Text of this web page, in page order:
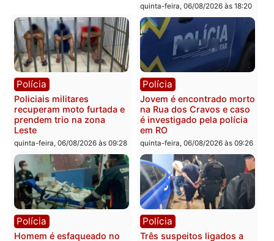
com mais de 72 quilos de
mercúrio escondidos em
estepe em Porto Velho
sexta-feira, 07/08/2026 às 09:38
Polícia Civil deflagra
operação contra facção
criminosa que atacava
provedores de internet
Rondônia
sexta-feira, 07/08/2026 às
Polícia
Homem é encontrado
morto em residência no
bairro Colina Park em RO
sexta-feira, 07/08/2026 às 09:30
Polícia
Polícia Militar apreende
explosivos e
durante patrulhamento
fluvial no Rio Madeira em
Porto Velho
sexta-feira, 07/08/2026 às